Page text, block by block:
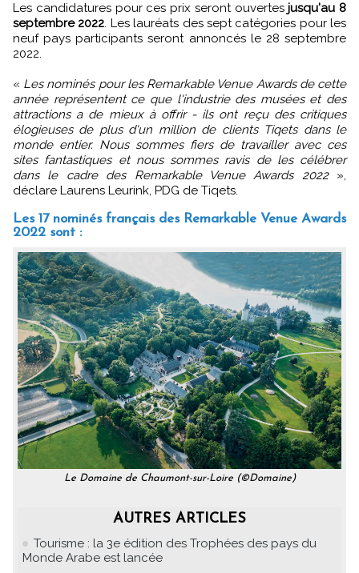
Les candidatures pour ces prix seront ouvertesjusqu'au 8
septembre 2022. Les lauréats des sept catégories pour les
neuf pays participants seront annoncés le 28 septembre
2022.
« Les nominés pour les Remarkable Venue Awards de cette
année représentent ce que l'industrie des musées et des
attractions a de mieux à offrir - ils ont reçu des critiques
élogieuses de plus d'un million de clients Tiqets dans le
monde entier. Nous sommes fiers de travailler avec ces
sites fantastiques et nous sommes ravis de les célébrer
dans le cadre des Remarkable Venue Awards 2022»,
déclare Laurens Leurink, PDG de Tiqets.
Les 17 nominés français des Remarkable Venue Awards
2022 sont :
Le Domaine de Chaumont-sur-Loire (©Domaine)
AUTRES ARTICLES
Tourisme : la 3e édition des Trophées des pays du
Monde Arabe est lancée